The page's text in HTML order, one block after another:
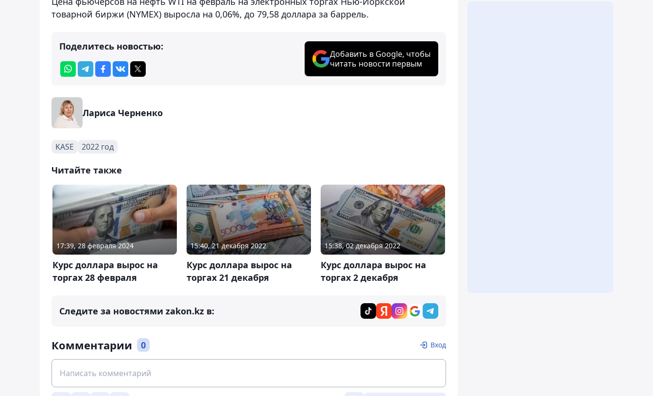
товарной биржи (NYMEX) выросла на 0,06%, до 79,58 доллара за баррель.
Поделитесь новостью:
Добавить в Google, чтобы
читать новости первым
Лариса Черненко
KASE 2022 год
Читайте также
17:39, 28 февраля 2024
Курс доллара вырос на
торгах 28 февраля
15:40, 21 декабря 2022
Курс доллара вырос на
торгах 21 декабря
15:38, 02 декабря 2022
Курс доллара вырос на
торгах 2 декабря
Следите за новостями zakon.kz в:
Комментарии 0 Вход